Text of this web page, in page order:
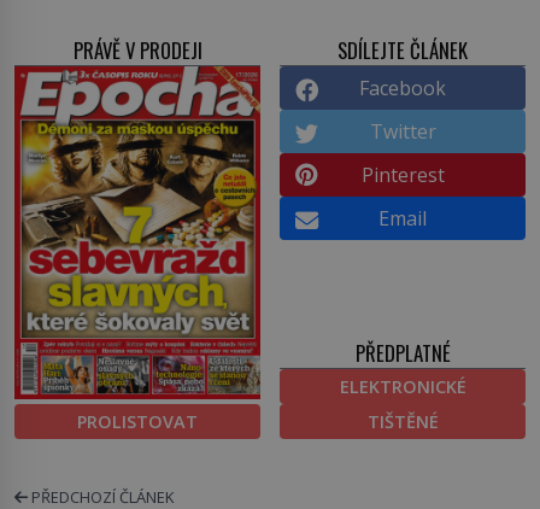
PRÁVĚ V PRODEJI
PROLISTOVAT
SDÍLEJTE ČLÁNEK
Facebook
Twitter
Pinterest
Email
PŘEDPLATNÉ
ELEKTRONICKÉ
TIŠTĚNÉ
PŘEDCHOZÍ ČLÁNEK